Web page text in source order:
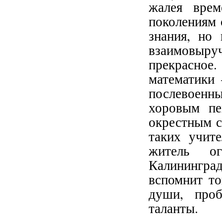
жалея
поколениям
знания, но
хоровым
окрестным
таких
житель
вспомнит
души,
таланты.